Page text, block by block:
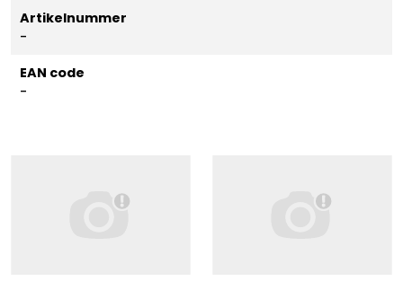
Artikelnummer
-
EAN code
-